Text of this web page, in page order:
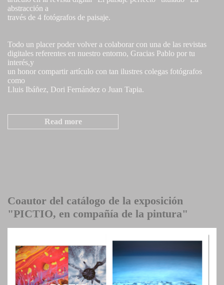
abstracción a
través de 4 fotógrafos de paisaje.
Todo un placer poder volver a colaborar con una de las revistas
digitales referentes en nuestro entorno, Gracias Pablo por tu
interés,y
un honor compartir artículo con tan ilustres colegas fotógrafos
como
Lluis Ibáñez, Dori Fernández o Juan Tapia.
Read more
Coautor del catálogo de la exposición
"PICTIO, en compañía de la pintura"